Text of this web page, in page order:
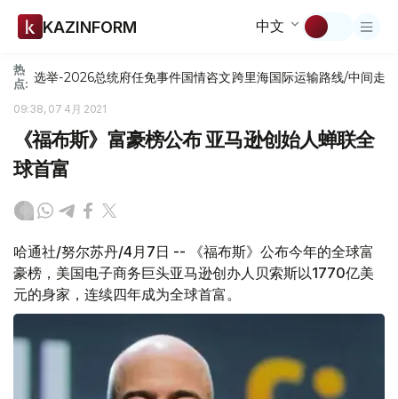
KAZINFORM 中文
热
点: 选举-2026总统府任免事件国情咨文跨里海国际运输路线/中间走廊
09:38, 07 4月 2021
《福布斯》富豪榜公布 亚马逊创始人蝉联全
球首富
哈通社/努尔苏丹/4月7日 -- 《福布斯》公布今年的全球富
豪榜，美国电子商务巨头亚马逊创办人贝索斯以1770亿美
元的身家，连续四年成为全球首富。